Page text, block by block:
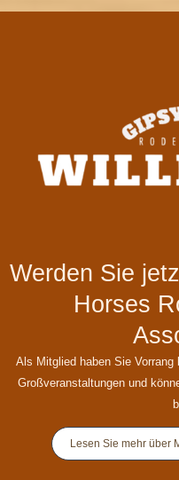
Werden Sie
Horses
Als Mitglied haben Sie
Großveranstaltungen und
Lesen Sie mehr über